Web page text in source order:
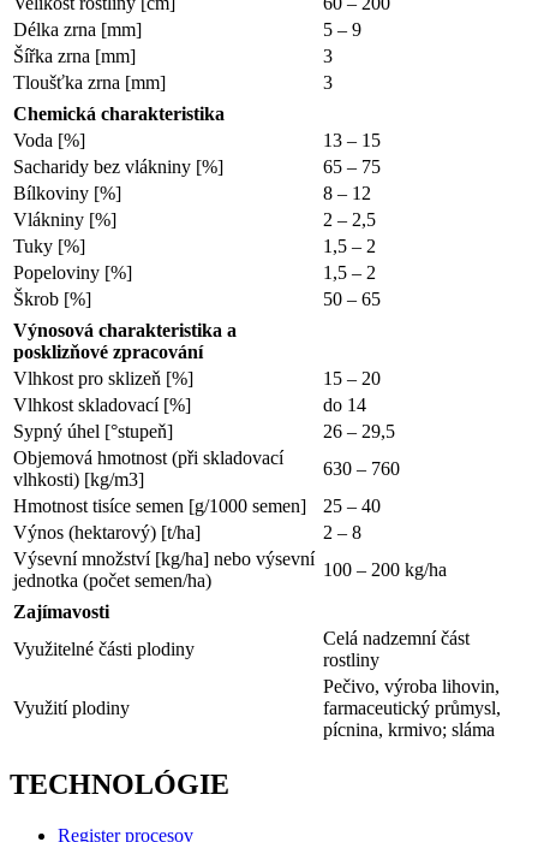
Délka zrna [mm]
5 – 9
Šířka zrna [mm]
3
Tloušťka zrna [mm]
3
Chemická charakteristika
Voda [%]
13 – 15
Sacharidy bez vlákniny [%]
65 – 75
Bílkoviny [%]
8 – 12
Vlákniny [%]
2 – 2,5
Tuky [%]
1,5 – 2
Popeloviny [%]
1,5 – 2
Škrob [%]
50 – 65
Výnosová charakteristika a
posklizňové zpracování
Vlhkost pro sklizeň [%]
15 – 20
Vlhkost skladovací [%]
do 14
Sypný úhel [°stupeň]
26 – 29,5
Objemová hmotnost (při skladovací
vlhkosti) [kg/m3]
630 – 760
Hmotnost tisíce semen [g/1000 semen]
25 – 40
Výnos (hektarový) [t/ha]
2 – 8
Výsevní množství [kg/ha] nebo výsevní
jednotka (počet semen/ha)
100 – 200 kg/ha
Zajímavosti
Využitelné části plodiny
Celá nadzemní část
rostliny
Využití plodiny
Pečivo, výroba lihovin,
farmaceutický průmysl,
pícnina, krmivo; sláma
TECHNOLÓGIE
Register procesov